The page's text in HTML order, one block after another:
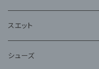
スエット
シューズ